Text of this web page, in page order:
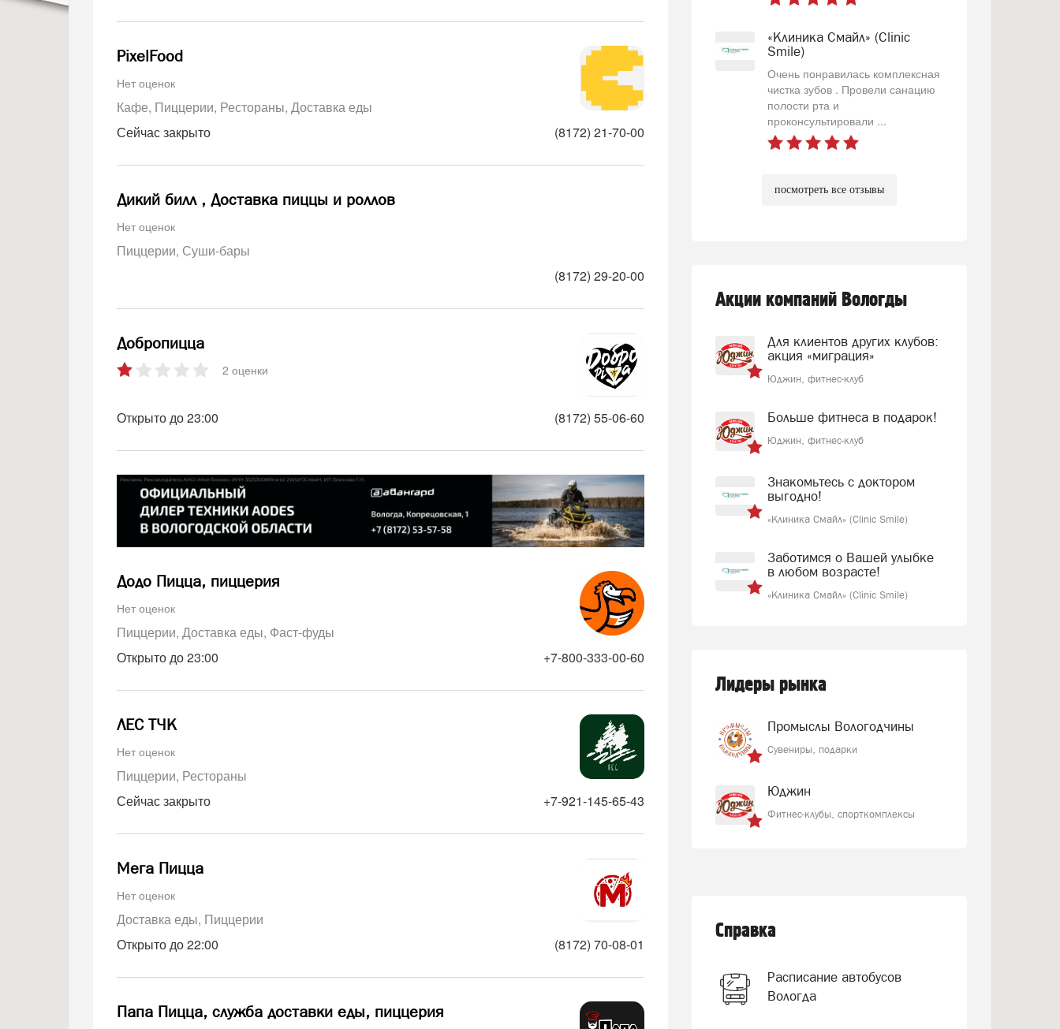
PixelFood
Нет оценок
Кафе Пиццерии Рестораны Доставка еды
Сейчас закрыто
(8172) 21-70-00
Дикий билл , Доставка пиццы и роллов
Нет оценок
Пиццерии Суши-бары
(8172) 29-20-00
Добропицца
2 оценки
Открыто до 23:00 (8172) 55-06-60
Додо Пицца, пиццерия
Нет оценок
Пиццерии Доставка еды Фаст-фуды
Открыто до 23:00
+7-800-333-00-60
ЛЕС ТЧК
Нет оценок
Пиццерии Рестораны
Сейчас закрыто
+7-921-145-65-43
Мега Пицца
Нет оценок
Доставка еды Пиццерии
Открыто до 22:00
(8172) 70-08-01
Папа Пицца, служба доставки еды, пиццерия
«Клиника Смайл» (Clinic
Smile)
Очень понравилась комплексная
чистка зубов . Провели санацию
полости рта и
проконсультировали ...
посмотреть все отзывы
Акции компаний Вологды
Для клиентов других клубов:
акция «миграция»
Юджин, фитнес-клуб
Больше фитнеса в подарок!
Юджин, фитнес-клуб
Знакомьтесь с доктором
выгодно!
«Клиника Смайл» (Clinic Smile)
Заботимся о Вашей улыбке
в любом возрасте!
«Клиника Смайл» (Clinic Smile)
Лидеры рынка
Промыслы Вологодчины
Сувениры, подарки
Юджин
Фитнес-клубы, спорткомплексы
Справка
Расписание автобусов
Вологда